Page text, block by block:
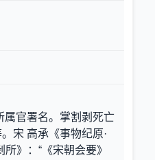
属官署名。掌割剥死亡
宋 高承《事物纪原·
所》：“《宋朝会要》